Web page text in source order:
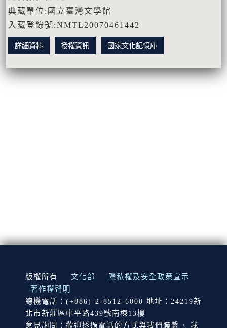
典藏單位:國立臺灣文學館
入藏登錄號:NMTL20070461442
詳細資料 授權資訊 國家文化記憶庫
:::
版權所有 文化部
隱私權及安全政策宣示
著作權聲明
總機電話：(+886)-2-8512-6000 地址：24219新
北市新莊區中平路439號南棟13樓
意見詢問：歡迎透過電話的方式與我們聯繫。 我